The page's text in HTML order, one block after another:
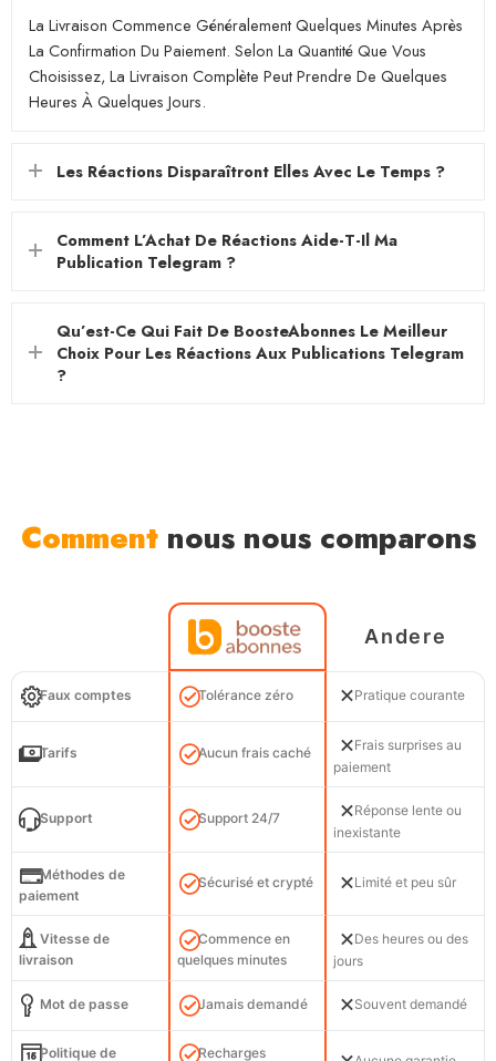
La Livraison Commence Généralement Quelques Minutes Après
La Confirmation Du Paiement. Selon La Quantité Que Vous
Choisissez, La Livraison Complète Peut Prendre De Quelques
Heures À Quelques Jours.
Les Réactions Disparaîtront Elles Avec Le Temps ?
Comment L’Achat De Réactions Aide-T-Il Ma
Publication Telegram ?
Qu’est-Ce Qui Fait De BoosteAbonnes Le Meilleur
Choix Pour Les Réactions Aux Publications Telegram
?
Commentnous nous comparons
Andere
Faux comptes Tolérance zéro Pratique courante
Tarifs Aucun frais caché
Frais surprises au
paiement
Support Support 24/7
Réponse lente ou
inexistante
Méthodes de
paiement
Sécurisé et crypté Limité et peu sûr
Vitesse de
livraison
Commence en
quelques minutes
Des heures ou des
jours
Mot de passe Jamais demandé Souvent demandé
Politique de Recharges